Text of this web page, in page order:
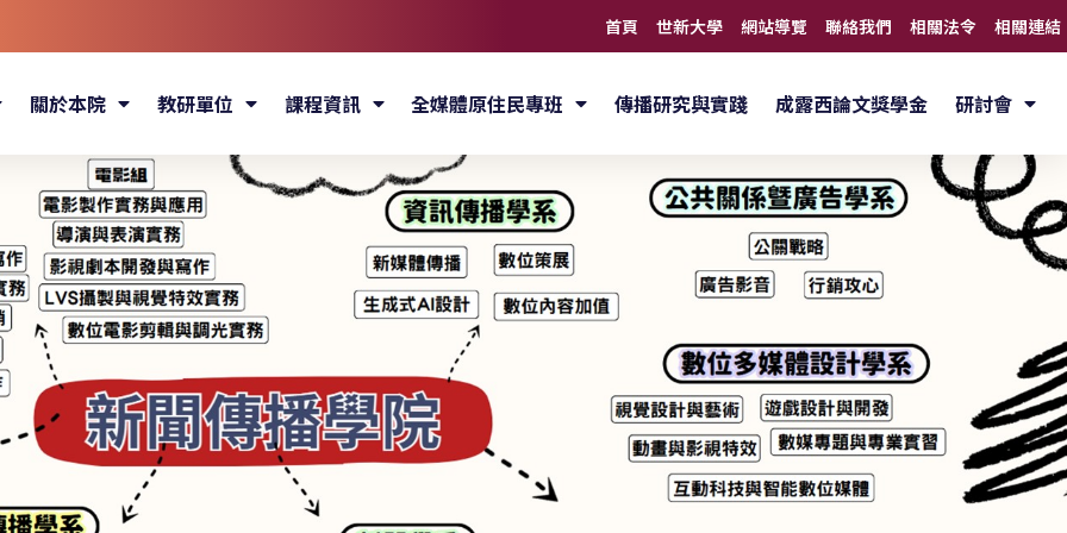
首頁 世新大學 網站導覽 聯絡我們 相關法令 相關連結
關於本院 教研單位 課程資訊 全媒體原住民專班 傳播研究與實踐 成露西論文獎學金 研討會